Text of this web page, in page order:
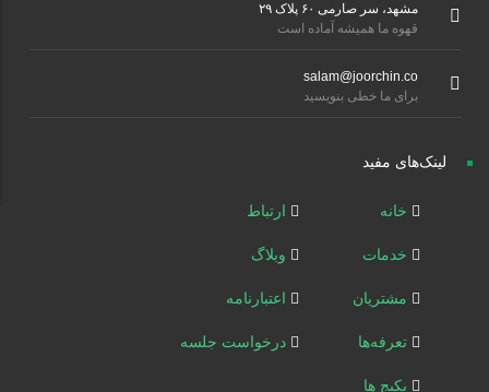
مشهد، سر صارمی ۶۰ پلاک ۲۹
قهوه ما همیشه آماده است
salam@joorchin.co
برای ما خطی بنویسید
لینک‌های مفید
خانه
خدمات
مشتریان
تعرفه‌ها
پکیج ها
ارتباط
وبلاگ
اعتبارنامه
درخواست جلسه